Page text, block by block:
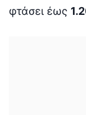
φτάσει έως